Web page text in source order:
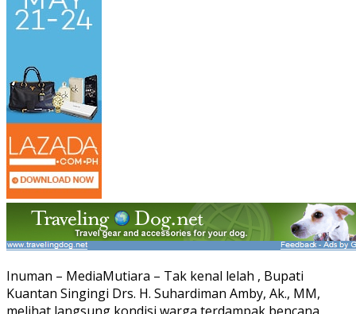
Inuman – MediaMutiara – Tak kenal lelah , Bupati
Kuantan Singingi Drs. H. Suhardiman Amby, Ak., MM,